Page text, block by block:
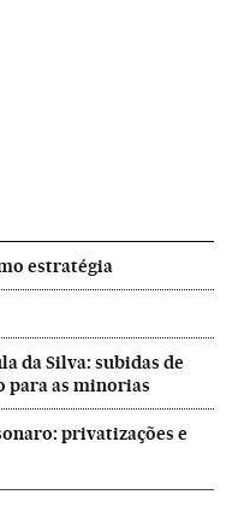
estratégia
da Silva: subidas de
para as minorias
privatizações e